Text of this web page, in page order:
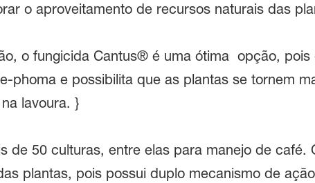
o aproveitamento de recursos naturais das
o fungicida Cantus® é uma ótima opção,
phoma e possibilita que as plantas se tornem
lavoura. }
de 50 culturas, entre elas para manejo de café.
plantas, pois possui duplo mecanismo de